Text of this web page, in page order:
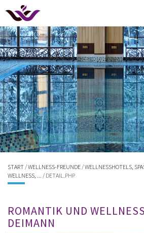
START/WELLNESS-FREUNDE/WELLNESSHOTELS,
WELLNESS, ... / DETAIL.PHP
ROMANTIK UND
DEIMANN